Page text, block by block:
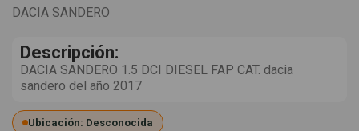
DACIA SANDERO
Descripción:
DACIA SANDERO 1.5 DCI DIESEL FAP CAT. dacia
sandero del año 2017
Ubicación: Desconocida